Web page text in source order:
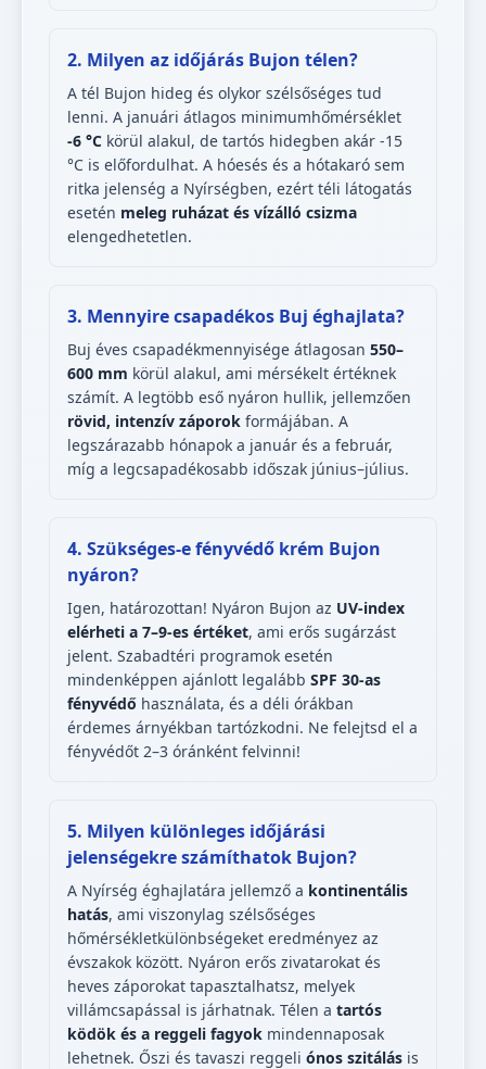
2. Milyen az időjárás Bujon télen?
A tél Bujon hideg és olykor szélsőséges tud
lenni. A januári átlagos minimumhőmérséklet
-6 °C körül alakul, de tartós hidegben akár -15
°C is előfordulhat. A hóesés és a hótakaró sem
ritka jelenség a Nyírségben, ezért téli látogatás
esetén meleg ruházat és vízálló csizma
elengedhetetlen.
3. Mennyire csapadékos Buj éghajlata?
Buj éves csapadékmennyisége átlagosan 550–
600 mm körül alakul, ami mérsékelt értéknek
számít. A legtöbb eső nyáron hullik, jellemzően
rövid, intenzív záporok formájában. A
legszárazabb hónapok a január és a február,
míg a legcsapadékosabb időszak június–július.
4. Szükséges-e fényvédő krém Bujon
nyáron?
Igen, határozottan! Nyáron Bujon az UV-index
elérheti a 7–9-es értéket, ami erős sugárzást
jelent. Szabadtéri programok esetén
mindenképpen ajánlott legalább SPF 30-as
fényvédő használata, és a déli órákban
érdemes árnyékban tartózkodni. Ne felejtsd el a
fényvédőt 2–3 óránként felvinni!
5. Milyen különleges időjárási
jelenségekre számíthatok Bujon?
A Nyírség éghajlatára jellemző a kontinentális
hatás, ami viszonylag szélsőséges
hőmérsékletkülönbségeket eredményez az
évszakok között. Nyáron erős zivatarokat és
heves záporokat tapasztalhatsz, melyek
villámcsapással is járhatnak. Télen a tartós
ködök és a reggeli fagyok mindennaposak
lehetnek. Őszi és tavaszi reggeli ónos szitálás is